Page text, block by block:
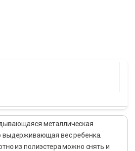
металлическая
выдерживающая вес ребенка.
из полиэстера можно снять и